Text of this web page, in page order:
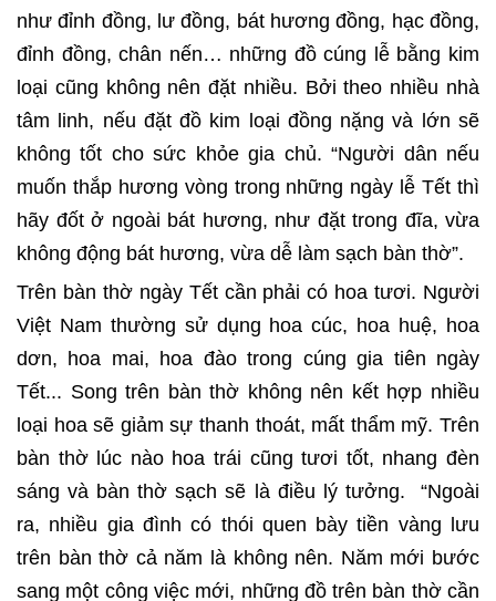
như đỉnh đồng, lư đồng, bát hương đồng, hạc đồng,
đỉnh đồng, chân nến… những đồ cúng lễ bằng kim
loại cũng không nên đặt nhiều. Bởi theo nhiều nhà
tâm linh, nếu đặt đồ kim loại đồng nặng và lớn sẽ
không tốt cho sức khỏe gia chủ. “Người dân nếu
muốn thắp hương vòng trong những ngày lễ Tết thì
hãy đốt ở ngoài bát hương, như đặt trong đĩa, vừa
không động bát hương, vừa dễ làm sạch bàn thờ”.
Trên bàn thờ ngày Tết cần phải có hoa tươi. Người
Việt Nam thường sử dụng hoa cúc, hoa huệ, hoa
dơn, hoa mai, hoa đào trong cúng gia tiên ngày
Tết... Song trên bàn thờ không nên kết hợp nhiều
loại hoa sẽ giảm sự thanh thoát, mất thẩm mỹ. Trên
bàn thờ lúc nào hoa trái cũng tươi tốt, nhang đèn
sáng và bàn thờ sạch sẽ là điều lý tưởng. “Ngoài
ra, nhiều gia đình có thói quen bày tiền vàng lưu
trên bàn thờ cả năm là không nên. Năm mới bước
sang một công việc mới, những đồ trên bàn thờ cần